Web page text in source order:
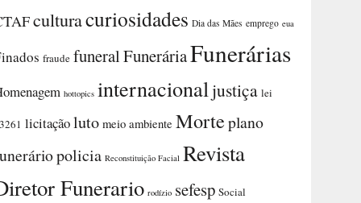
culturacuriosidades Dia das Mães emprego eua
fraude funeralFuneráriaFunerárias
hottopics internacionaljustiça lei
licitaçãoluto meio ambiente Morteplano
policia Reconstituição Facial Revista
Funerario rodízio sefesp Social